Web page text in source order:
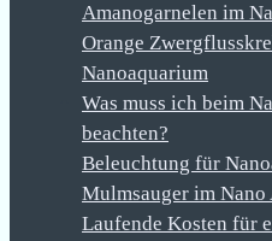
Amanogarnelen im
Orange
Nanoaquarium
Was muss ich beim
beachten?
Beleuchtung für
Mulmsauger im
Laufende Kosten für